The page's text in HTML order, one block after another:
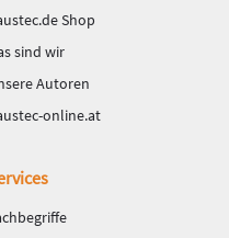
Shop
sind wir
Autoren
online.at